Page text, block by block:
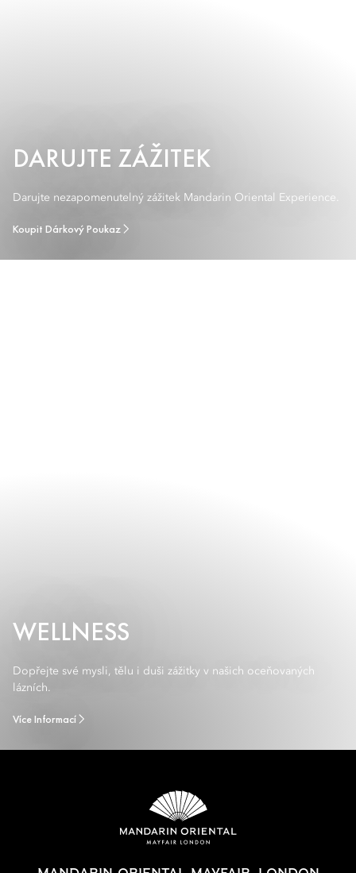
DARUJTE ZÁŽITEK
Darujte nezapomenutelný zážitek Mandarin Oriental Experience.
Koupit Dárkový Poukaz
WELLNESS
Dopřejte své mysli, tělu i duši zážitky v našich oceňovaných
lázních.
Více Informací